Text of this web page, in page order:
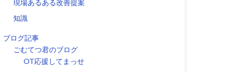
現場あるある改善提案
知識
ブログ記事
ごむてつ君のブログ
OT応援してまっせ